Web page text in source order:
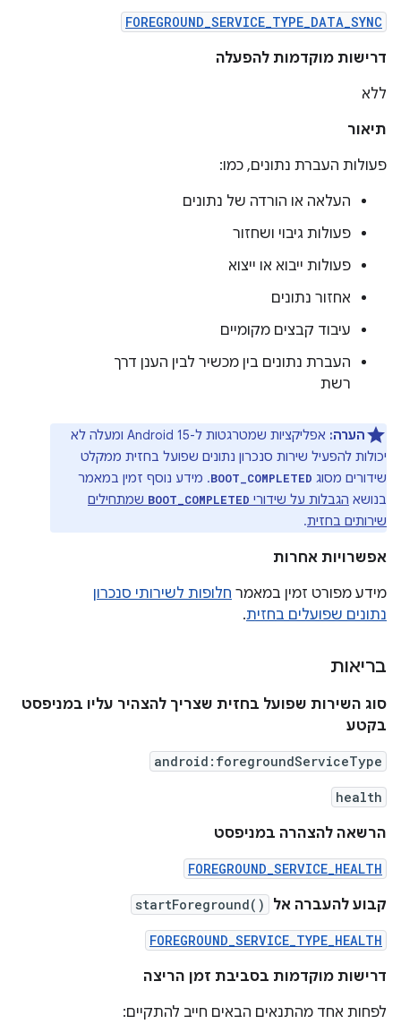
FOREGROUND_SERVICE_TYPE_DATA_SYNC
דרישות מוקדמות להפעלה
ללא
תיאור
פעולות העברת נתונים, כמו:
העלאה או הורדה של נתונים
פעולות גיבוי ושחזור
פעולות ייבוא או ייצוא
אחזור נתונים
עיבוד קבצים מקומיים
העברת נתונים בין מכשיר לבין הענן דרך
רשת
הערה:
אפליקציות שמטרגטות ל-Android 15 ומעלה לא
יכולות להפעיל שירות סנכרון נתונים שפועל בחזית ממקלט
שידורים מסוג BOOT_COMPLETED. מידע נוסף זמין במאמר
בנושא הגבלות על שידורי BOOT_COMPLETED שמתחילים
שירותים בחזית.
אפשרויות אחרות
מידע מפורט זמין במאמר חלופות לשירותי סנכרון
נתונים שפועלים בחזית.
בריאות
סוג השירות שפועל בחזית שצריך להצהיר עליו במניפסט
בקטע
android:foregroundServiceType
health
הרשאה להצהרה במניפסט
FOREGROUND_SERVICE_HEALTH
קבוע להעברה אל startForeground()
FOREGROUND_SERVICE_TYPE_HEALTH
דרישות מוקדמות בסביבת זמן הריצה
לפחות אחד מהתנאים הבאים חייב להתקיים: